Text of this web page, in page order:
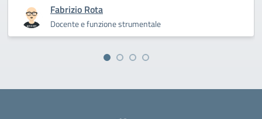
Fabrizio Rota
Docente e funzione strumentale